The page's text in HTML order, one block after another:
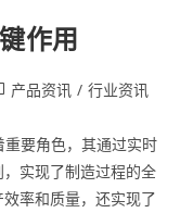
作用
产品资讯 / 行业资讯
要角色，其通过实时
实现了制造过程的全
率和质量，还实现了